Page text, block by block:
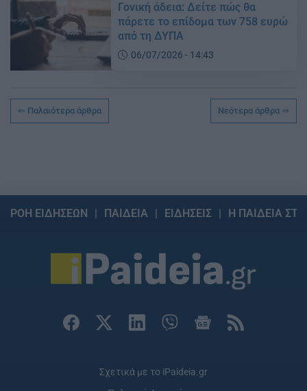
Γονική άδεια: Δείτε πώς θα
πάρετε το επίδομα των 758 ευρώ
από τη ΔΥΠΑ
06/07/2026 - 14:43
Παλαιότερα άρθρα Νεότερα άρθρα
ΡΟΗ ΕΙΔΗΣΕΩΝ ΠΑΙΔΕΙΑ ΕΙΔΗΣΕΙΣ Η ΠΑΙΔΕΙΑ
Σχετικά με το iPaideia.gr